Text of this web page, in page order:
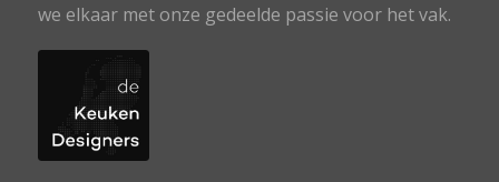
we elkaar met onze gedeelde passie voor het vak.